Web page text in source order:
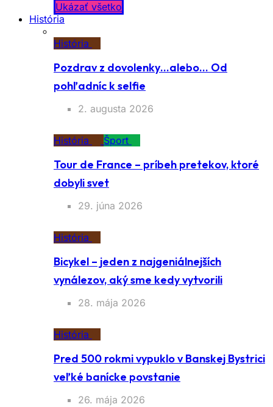
Ukázať všetko
História
História
Pozdrav z dovolenky…alebo… Od
pohľadníc k selfie
2. augusta 2026
História Šport
Tour de France – príbeh pretekov, ktoré
dobyli svet
29. júna 2026
História
Bicykel – jeden z najgeniálnejších
vynálezov, aký sme kedy vytvorili
28. mája 2026
História
Pred 500 rokmi vypuklo v Banskej Bystrici
veľké banícke povstanie
26. mája 2026